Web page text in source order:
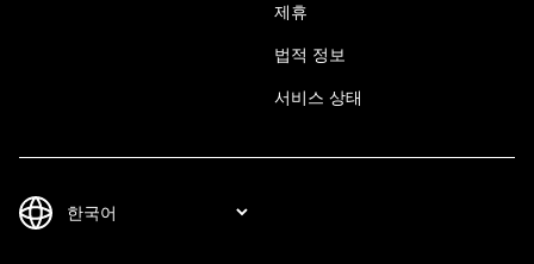
제휴
법적 정보
서비스 상태